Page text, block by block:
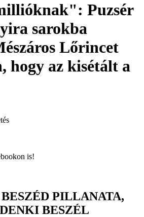
Puzsér
sarokba
Lőrincet
hogy az kisétált a
is!
PILLANATA,
BESZÉL